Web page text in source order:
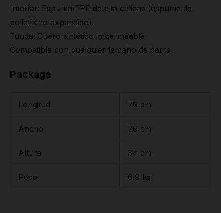
Interior: Espuma/EPE de alta calidad (espuma de
polietileno expandido).
Funda: Cuero sintético impermeable
Compatible con cualquier tamaño de barra
Package
Longitud 76 cm
Ancho 76 cm
Altura 34 cm
Peso 6,9 kg